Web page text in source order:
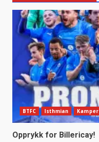
BTFC Isthmian Kamper
Opprykk for Billericay!